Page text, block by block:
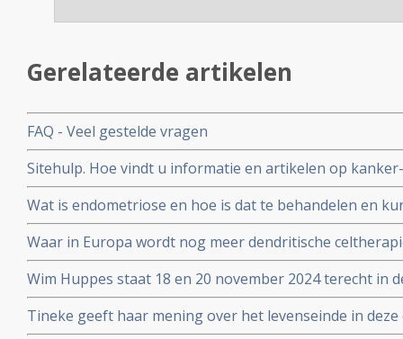
Gerelateerde artikelen
FAQ - Veel gestelde vragen
Sitehulp. Hoe vindt u informatie en artikelen op
Wat is endometriose en hoe is dat te behandelen en
Waar in Europa wordt nog meer dendritische
adressen
Wim Huppes staat 18 en 20 november 2024 terecht in
nabestaanden en 1 overlevende hem hebben
Tineke geeft haar mening over het levenseinde in